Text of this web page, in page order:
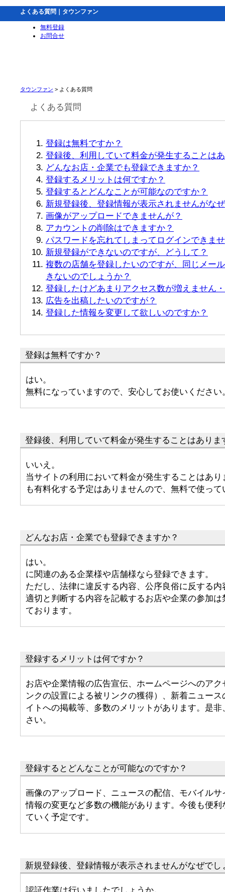
よくある質問｜タウンファン
無料登録
お問合せ
タウンファン > よくある質問
よくある質問
登録は無料ですか？
登録後、利用していて料金が発生することは
どんなお店・企業でも登録できますか？
登録するメリットは何ですか？
登録するとどんなことが可能なのですか？
新規登録後、登録情報が表示されませんがな
画像がアップロードできませんが？
アカウントの削除はできますか？
パスワードを忘れてしまってログインできま
新規登録ができないのですが、どうして？
複数の店舗を登録したいのですが、同じメー
きないのでしょうか？
登録したけどあまりアクセス数が増えません
広告を出稿したいのですが？
登録した情報を変更して欲しいのですか？
登録は無料ですか？
はい。
無料になっていますので、安心してお使いください
登録後、利用していて料金が発生することはありま
いいえ。
当サイトの利用において料金が発生することはあ
も有料化する予定はありませんので、無料で使っ
どんなお店・企業でも登録できますか？
はい。
に関連のある企業様や店舗様なら登録できます。
ただし、法律に違反する内容、公序良俗に反する
適切と判断する内容を記載するお店や企業の参加
ております。
登録するメリットは何ですか？
お店や企業情報の広告宣伝、ホームページへのア
ンクの設置による被リンクの獲得）、新着ニュー
イトへの掲載等、多数のメリットがあります。是
さい。
登録するとどんなことが可能なのですか？
画像のアップロード、ニュースの配信、モバイル
情報の変更など多数の機能があります。今後も便
ていく予定です。
新規登録後、登録情報が表示されませんがなぜでし
認証作業は行いましたでしょうか。